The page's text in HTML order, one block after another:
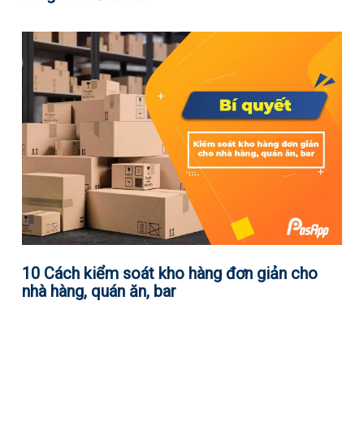
10 Cách kiểm soát kho hàng đơn giản cho
nhà hàng, quán ăn, bar